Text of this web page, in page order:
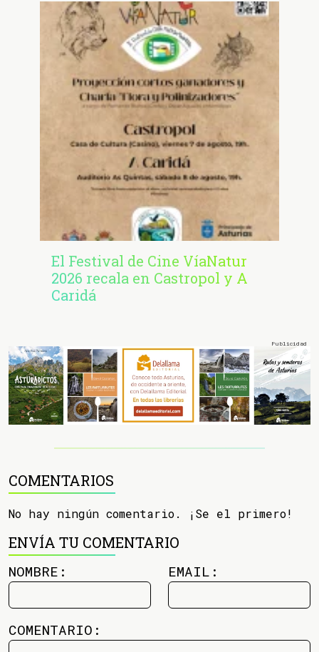
El Festival de Cine VíaNatur
2026 recala en Castropol y A
Caridá
COMENTARIOS
No hay ningún comentario. ¡Se el primero!
ENVÍA TU COMENTARIO
NOMBRE: EMAIL:
COMENTARIO: